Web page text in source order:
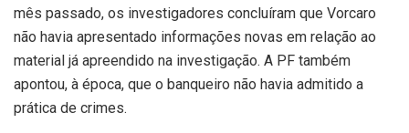
mês passado, os investigadores concluíram que Vorcaro
não havia apresentado informações novas em relação ao
material já apreendido na investigação. A PF também
apontou, à época, que o banqueiro não havia admitido a
prática de crimes.